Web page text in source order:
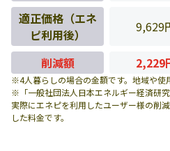
適正価格（エネ
ピ利用後）
9,629
削減額 2,229
※4人暮らしの場合の金額です。地域や使
※「一般社団法人日本エネルギー経済研
実際にエネピを利用したユーザー様の削
した料金です。